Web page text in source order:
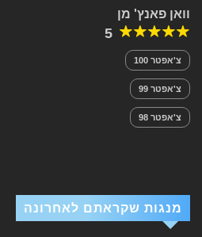
וואן פאנץ' מן
5
צ'אפטר 100
צ'אפטר 99
צ'אפטר 98
מנגות שקראתם לאחרונה